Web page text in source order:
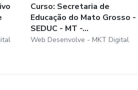
Curso: Secretaria de
Educação do Mato Grosso -
SEDUC - MT -...
Web Desenvolve - MKT Digital